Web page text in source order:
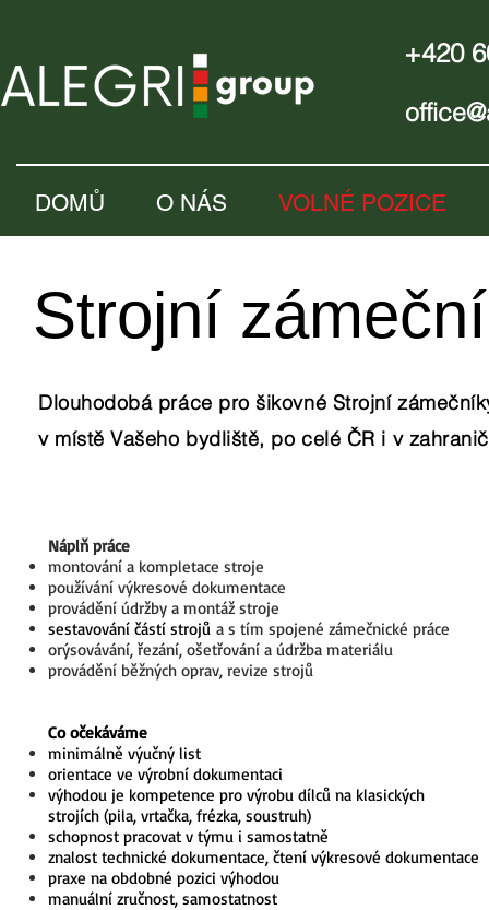
+420
DOMŮ O NÁS VOLNÉ POZICE
Strojní
Dlouhodobá práce pro šikovné Strojní
v místě Vašeho bydliště, po celé ČR i v
Náplň práce
montování a kompletace stroje
používání výkresové dokumentace
provádění údržby a montáž stroje
sestavování částí strojů a s tím spojené zámečnické práce
orýsovávání, řezání, ošetřování a údržba materiálu
provádění běžných oprav, revize strojů
Co očekáváme
minimálně výučný list
orientace ve výrobní dokumentaci
výhodou je kompetence pro výrobu dílců na klasických
strojích (pila, vrtačka, frézka, soustruh)
schopnost pracovat v týmu i samostatně
znalost technické dokumentace, čtení výkresové dokumentace
praxe na obdobné pozici výhodou
manuální zručnost, samostatnost